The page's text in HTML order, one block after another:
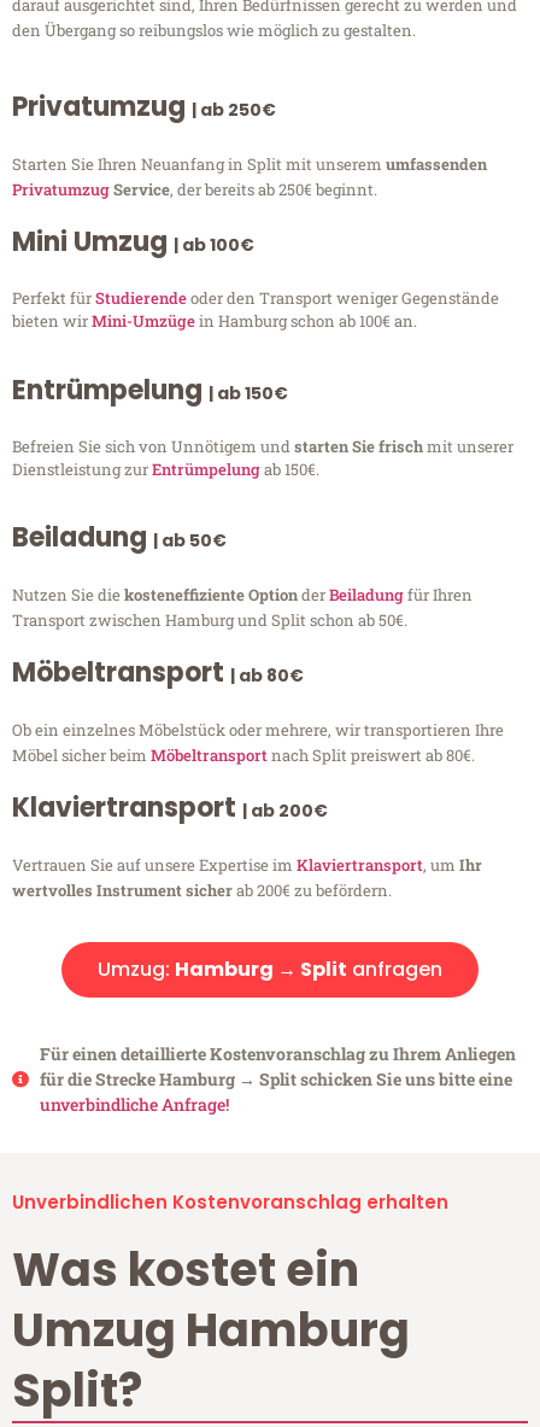
darauf ausgerichtet sind, Ihren Bedürfnissen gerecht zu werden und
den Übergang so reibungslos wie möglich zu gestalten.
Privatumzug | ab 250€
Starten Sie Ihren Neuanfang in Split mit unserem umfassenden
PrivatumzugService, der bereits ab 250€ beginnt.
Mini Umzug | ab 100€
Perfekt fürStudierendeoder den Transport weniger Gegenstände
bieten wirMini-Umzügein Hamburg schon ab 100€ an.
Entrümpelung | ab 150€
Befreien Sie sich von Unnötigem undstarten Sie frischmit unserer
Dienstleistung zurEntrümpelungab 150€.
Beiladung | ab 50€
Nutzen Sie diekosteneffiziente OptionderBeiladungfür Ihren
Transport zwischen Hamburg und Split schon ab 50€.
Möbeltransport | ab 80€
Ob ein einzelnes Möbelstück oder mehrere, wir transportieren Ihre
Möbel sicher beim Möbeltransportnach Split preiswert ab 80€.
Klaviertransport | ab 200€
Vertrauen Sie auf unsere Expertise im Klaviertransport, um Ihr
wertvolles Instrument sicherab 200€ zu befördern.
Umzug: Hamburg → Split anfragen
Für einen detaillierte Kostenvoranschlag zu Ihrem Anliegen
für die Strecke Hamburg → Split schicken Sie uns bitte eine
unverbindliche Anfrage!
Unverbindlichen Kostenvoranschlag erhalten
Was kostet ein
Umzug Hamburg
Split?